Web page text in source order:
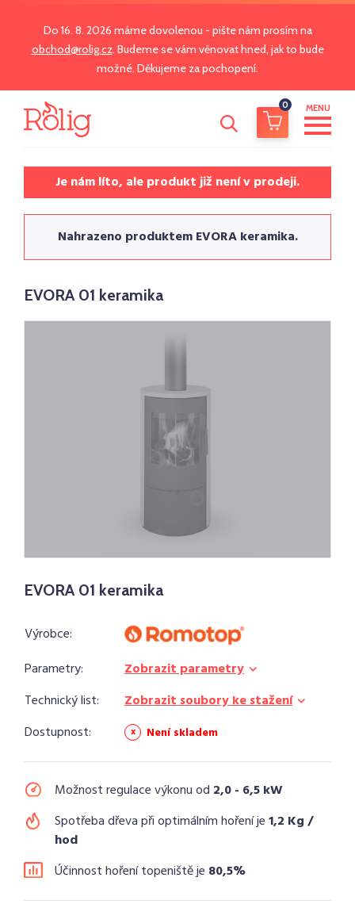
Do 16. 8. 2026 máme dovolenou - pište nám prosím na
obchod@rolig.cz. Budeme se vám věnovat hned, jak to bude
možné. Děkujeme za pochopení.
0 MENU
Je nám líto, ale produkt již není v prodeji.
Nahrazeno produktem EVORA keramika.
EVORA 01 keramika
EVORA 01 keramika
Výrobce:
Parametry:
Zobrazit parametry
Technický list:
Zobrazit soubory ke stažení
Dostupnost:
Není skladem
Možnost regulace výkonu od 2,0 - 6,5 kW
Spotřeba dřeva při optimálním hoření je1,2 Kg /
hod
Účinnost hoření topeniště je 80,5%